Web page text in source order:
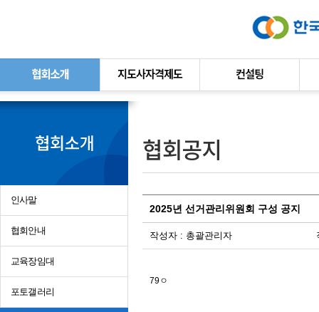
인사말
협회안내
교육장임대
포토갤러리
2025년 선거관리위원회 구성 공지
작성자 : 총괄관리자
79ㅇ